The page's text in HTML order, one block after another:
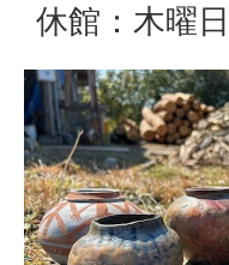
休館：木曜日